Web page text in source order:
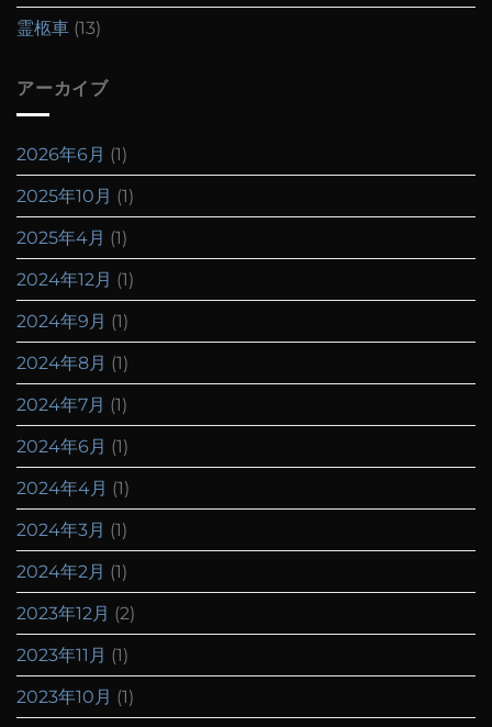
霊柩車 (13)
アーカイブ
2026年6月 (1)
2025年10月 (1)
2025年4月 (1)
2024年12月 (1)
2024年9月 (1)
2024年8月 (1)
2024年7月 (1)
2024年6月 (1)
2024年4月 (1)
2024年3月 (1)
2024年2月 (1)
2023年12月 (2)
2023年11月 (1)
2023年10月 (1)